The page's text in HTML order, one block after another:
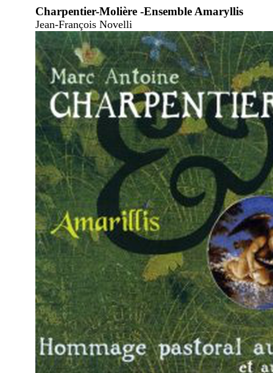
Charpentier-Molière -Ensemble Amaryllis
Jean-François Novelli